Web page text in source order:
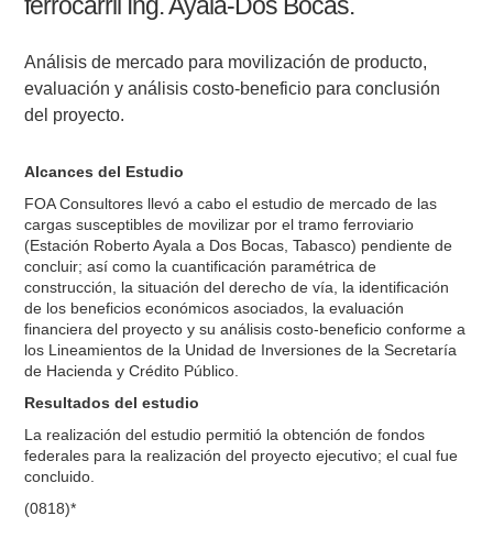
Análisis de mercado para movilización de producto,
evaluación y análisis costo-beneficio para conclusión
del proyecto.
Alcances del Estudio
FOA Consultores llevó a cabo el estudio de mercado de las
cargas susceptibles de movilizar por el tramo ferroviario
(Estación Roberto Ayala a Dos Bocas, Tabasco) pendiente de
concluir; así como la cuantificación paramétrica de
construcción, la situación del derecho de vía, la identificación
de los beneficios económicos asociados, la evaluación
financiera del proyecto y su análisis costo-beneficio conforme a
los Lineamientos de la Unidad de Inversiones de la Secretaría
de Hacienda y Crédito Público.
Resultados del estudio
La realización del estudio permitió la obtención de fondos
federales para la realización del proyecto ejecutivo; el cual fue
concluido.
(0818)*